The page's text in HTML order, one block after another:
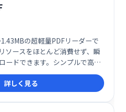
の超軽量PDFリーダーで
ソースをほとんど消費せず、瞬
ードできます。シンプルで高速
るユーザーに最適です。
詳しく見る